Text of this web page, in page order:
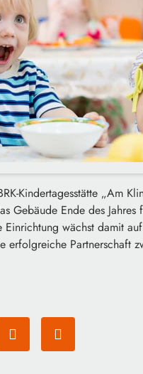
Kindertagesstätte „Am
Gebäude Ende des
wächst damit
Partnerschaft